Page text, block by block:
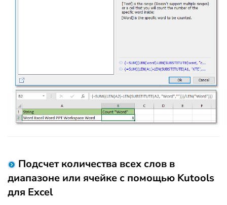
Подсчет количества всех слов в
диапазоне или ячейке с помощью Kutools
для Excel